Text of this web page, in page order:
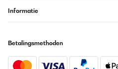
fonctionnelJe recommande
Vertaal
Informatie
Betalingsmethoden